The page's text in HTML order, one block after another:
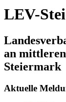
LEV-
an
Steiermark
Aktuelle